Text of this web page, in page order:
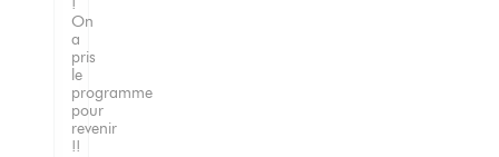
!
On
a
pris
le
programme
pour
revenir
!!